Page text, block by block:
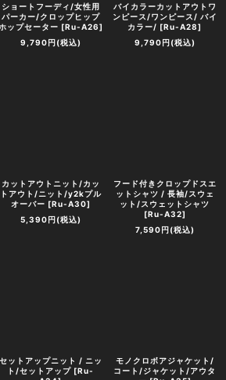
ショートフーディ/女性用
パーカー/クロップヒップ
ホップセーター [Ru-A26]
9,790円(税込)
バイカラーカットアウトワ
ンピース/ワンピース/ バイ
カラー/ [Ru-A28]
9,790円(税込)
カットアウトニット/カッ
トアウト/ニット/y2kプル
オーバー [Ru-A30]
5,390円(税込)
フード付きクロップドスエ
ットシャツ / 長袖/スウェ
ット/スウェットシャツ
[Ru-A32]
7,590円(税込)
セットアップニット / ニッ
ト/セットアップ [Ru-
モノクロボアジャケット/
コート/ジャケット/アウタ